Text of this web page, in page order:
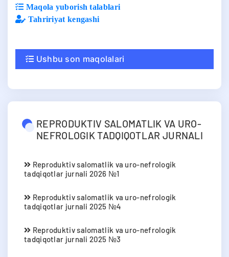
Maqola yuborish talablari
Tahririyat kengashi
Ushbu son maqolalari
REPRODUKTIV SALOMATLIK VA URO-
NEFROLOGIK TADQIQOTLAR JURNALI
Reproduktiv salomatlik va uro-nefrologik
tadqiqotlar jurnali 2026 №1
Reproduktiv salomatlik va uro-nefrologik
tadqiqotlar jurnali 2025 №4
Reproduktiv salomatlik va uro-nefrologik
tadqiqotlar jurnali 2025 №3